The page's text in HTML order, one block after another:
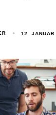
12. JANUAR